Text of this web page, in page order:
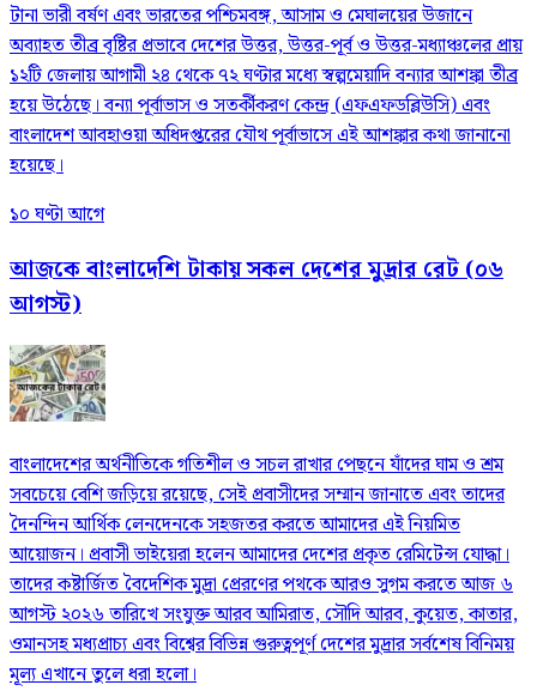
টানা ভারী বর্ষণ এবং ভারতের পশ্চিমবঙ্গ, আসাম ও মেঘালয়ের উজানে
অব্যাহত তীব্র বৃষ্টির প্রভাবে দেশের উত্তর, উত্তর-পূর্ব ও উত্তর-মধ্যাঞ্চলের প্রায়
১২টি জেলায় আগামী ২৪ থেকে ৭২ ঘণ্টার মধ্যে স্বল্পমেয়াদি বন্যার আশঙ্কা তীব্র
হয়ে উঠেছে। বন্যা পূর্বাভাস ও সতর্কীকরণ কেন্দ্র (এফএফডব্লিউসি) এবং
বাংলাদেশ আবহাওয়া অধিদপ্তরের যৌথ পূর্বাভাসে এই আশঙ্কার কথা জানানো
হয়েছে।
১০ ঘণ্টা আগে
আজকে বাংলাদেশি টাকায় সকল দেশের মুদ্রার রেট (০৬
আগস্ট)
বাংলাদেশের অর্থনীতিকে গতিশীল ও সচল রাখার পেছনে যাঁদের ঘাম ও শ্রম
সবচেয়ে বেশি জড়িয়ে রয়েছে, সেই প্রবাসীদের সম্মান জানাতে এবং তাদের
দৈনন্দিন আর্থিক লেনদেনকে সহজতর করতে আমাদের এই নিয়মিত
আয়োজন। প্রবাসী ভাইয়েরা হলেন আমাদের দেশের প্রকৃত রেমিটেন্স যোদ্ধা।
তাদের কষ্টার্জিত বৈদেশিক মুদ্রা প্রেরণের পথকে আরও সুগম করতে আজ ৬
আগস্ট ২০২৬ তারিখে সংযুক্ত আরব আমিরাত, সৌদি আরব, কুয়েত, কাতার,
ওমানসহ মধ্যপ্রাচ্য এবং বিশ্বের বিভিন্ন গুরুত্বপূর্ণ দেশের মুদ্রার সর্বশেষ বিনিময়
মূল্য এখানে তুলে ধরা হলো।